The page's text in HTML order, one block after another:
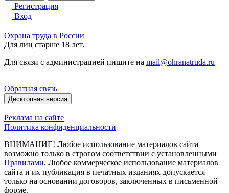
Регистрация
Вход
Охрана труда в России
Для лиц старше 18 лет.
Для связи с администрацией пишите на mail@ohranatruda.ru
Обратная связь
Десктопная версия
Реклама на сайте
Политика конфиденциальности
ВНИМАНИЕ! Любое использование материалов сайта
возможно только в строгом соответствии с установленными
Правилами. Любое коммерческое использование материалов
сайта и их публикация в печатных изданиях допускается
только на основании договоров, заключенных в письменной
форме.